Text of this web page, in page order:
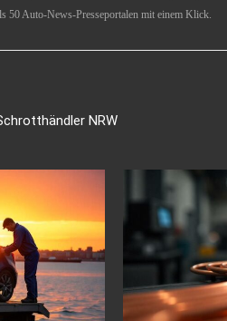
50 Auto-News-Presseportalen mit einem Klick.
NRW